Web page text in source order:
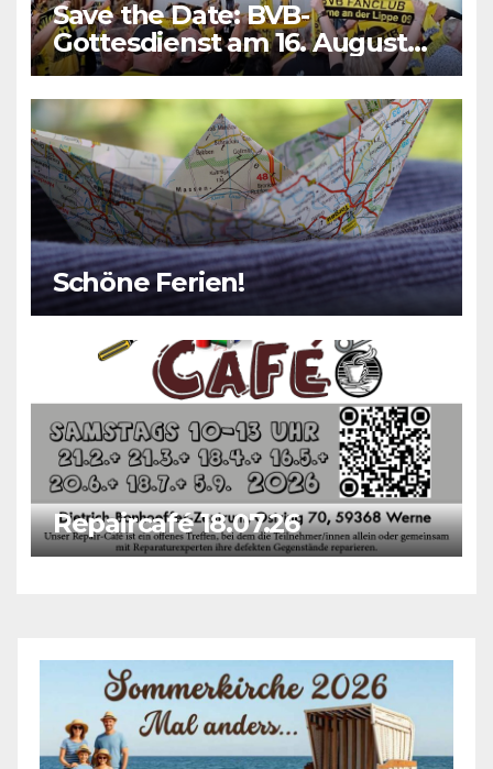
Save the Date: BVB-
Gottesdienst am 16. August
2026
Schöne Ferien!
Repaircafé 18.07.26